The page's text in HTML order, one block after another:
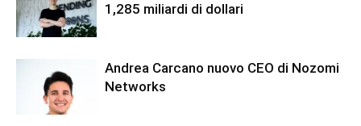
1,285 miliardi di dollari
Andrea Carcano nuovo CEO di Nozomi
Networks